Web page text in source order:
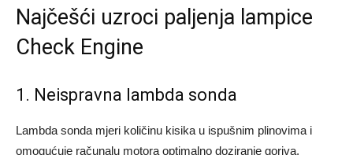
Najčešći uzroci paljenja lampice
Check Engine
1. Neispravna lambda sonda
Lambda sonda mjeri količinu kisika u ispušnim plinovima i
omogućuje računalu motora optimalno doziranje goriva.